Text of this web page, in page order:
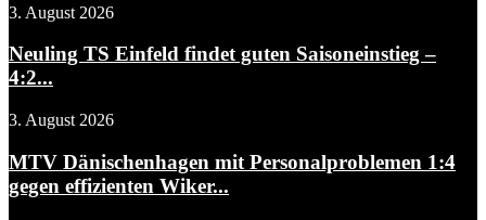
3. August 2026
Neuling TS Einfeld findet guten Saisoneinstieg –
4:2...
3. August 2026
MTV Dänischenhagen mit Personalproblemen 1:4
gegen effizienten Wiker...